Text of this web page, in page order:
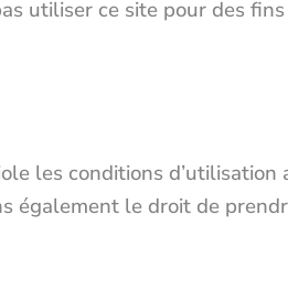
utiliser ce site pour des
les conditions
également le droit de